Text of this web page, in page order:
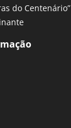
do Centenário”